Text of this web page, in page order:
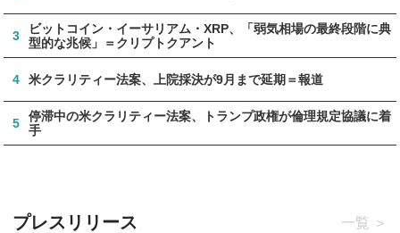
3
ビットコイン・イーサリアム・XRP、「弱気相場の最終段階に典
型的な兆候」＝クリプトクアント
4 米クラリティー法案、上院採決が9月まで延期＝報道
5
停滞中の米クラリティー法案、トランプ政権が倫理規定協議に着
手
プレスリリース 一覧